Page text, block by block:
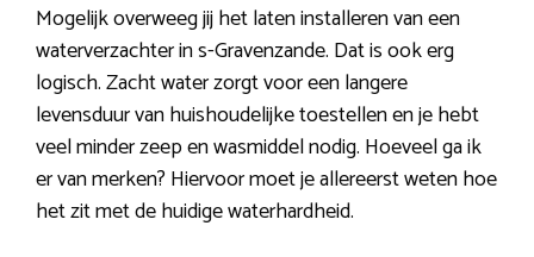
Mogelijk overweeg jij het laten installeren van een
waterverzachter in s-Gravenzande. Dat is ook erg
logisch. Zacht water zorgt voor een langere
levensduur van huishoudelijke toestellen en je hebt
veel minder zeep en wasmiddel nodig. Hoeveel ga ik
er van merken? Hiervoor moet je allereerst weten hoe
het zit met de huidige waterhardheid.